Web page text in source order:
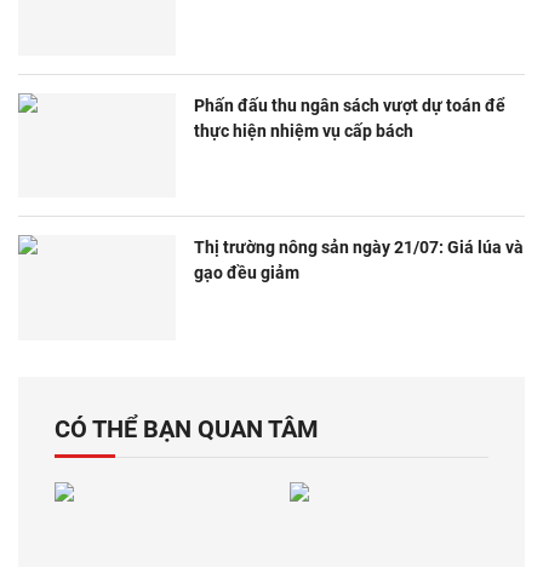
Phấn đấu thu ngân sách vượt dự toán để
thực hiện nhiệm vụ cấp bách
Thị trường nông sản ngày 21/07: Giá lúa và
gạo đều giảm
CÓ THỂ BẠN QUAN TÂM